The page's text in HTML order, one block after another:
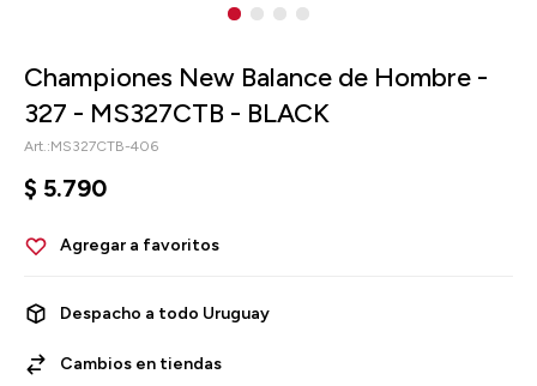
Championes New Balance de Hombre -
327 - MS327CTB - BLACK
MS327CTB-406
$ 5.790
Despacho a todo Uruguay
Cambios en tiendas